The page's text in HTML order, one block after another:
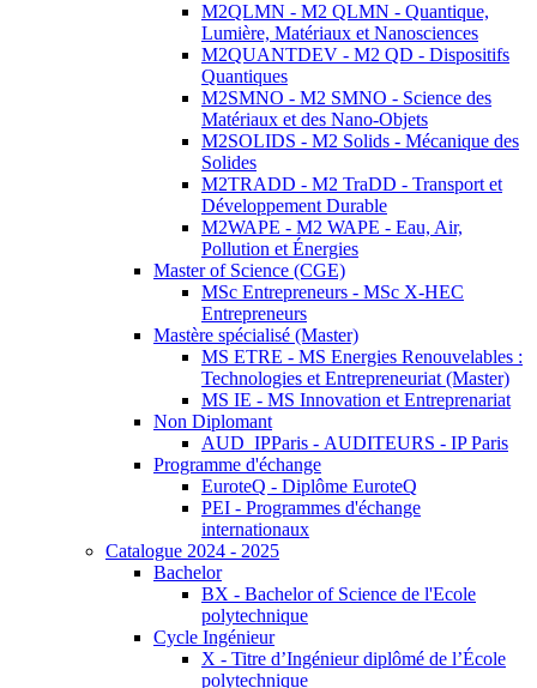
M2QLMN - M2 QLMN - Quantique,
Lumière, Matériaux et Nanosciences
M2QUANTDEV - M2 QD - Dispositifs
Quantiques
M2SMNO - M2 SMNO - Science des
Matériaux et des Nano-Objets
M2SOLIDS - M2 Solids - Mécanique des
Solides
M2TRADD - M2 TraDD - Transport et
Développement Durable
M2WAPE - M2 WAPE - Eau, Air,
Pollution et Énergies
Master of Science (CGE)
MSc Entrepreneurs - MSc X-HEC
Entrepreneurs
Mastère spécialisé (Master)
MS ETRE - MS Energies Renouvelables :
Technologies et Entrepreneuriat (Master)
MS IE - MS Innovation et Entreprenariat
Non Diplomant
AUD_IPParis - AUDITEURS - IP Paris
Programme d'échange
EuroteQ - Diplôme EuroteQ
PEI - Programmes d'échange
internationaux
Catalogue 2024 - 2025
Bachelor
BX - Bachelor of Science de l'Ecole
polytechnique
Cycle Ingénieur
X - Titre d’Ingénieur diplômé de l’École
polytechnique